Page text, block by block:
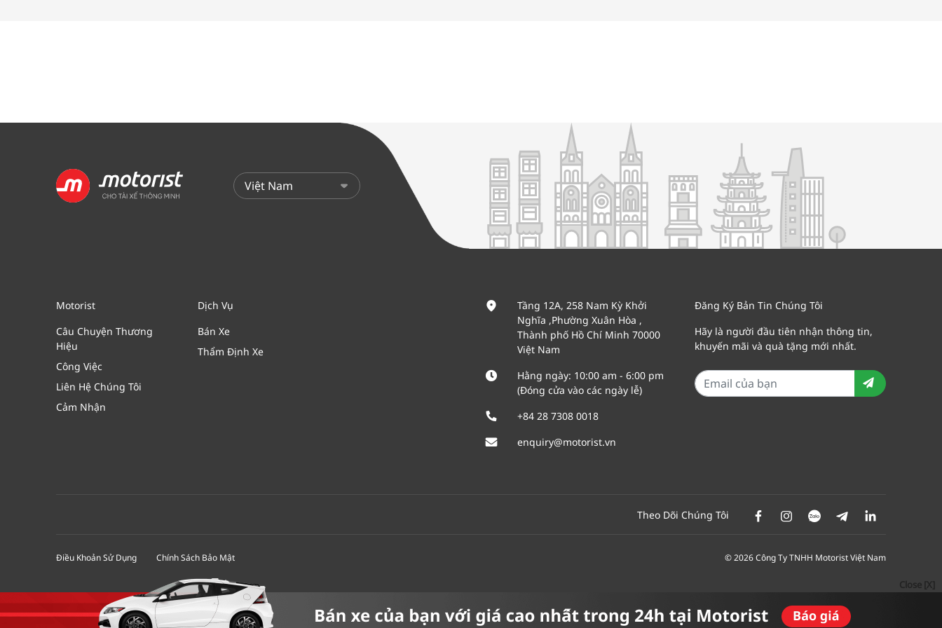
Close [X]
Motorist
Câu Chuyện Thương
Hiệu
Công Việc
Liên Hệ Chúng Tôi
Cảm Nhận
Dịch Vụ
Bán Xe
Thẩm Định Xe
Tầng 12A, 258 Nam Kỳ Khởi
Nghĩa ,Phường Xuân Hòa ,
Thành phố Hồ Chí Minh 70000
Việt Nam
Hằng ngày: 10:00 am - 6:00 pm
(Đóng cửa vào các ngày lễ)
+84 28 7308 0018
enquiry@motorist.vn
Đăng Ký Bản Tin Chúng Tôi
Hãy là người đầu tiên nhận thông tin,
khuyến mãi và quà tặng mới nhất.
Theo Dõi Chúng Tôi
Điều Khoản Sử Dụng Chính Sách Bảo Mật © 2026 Công Ty TNHH Motorist Việt Nam